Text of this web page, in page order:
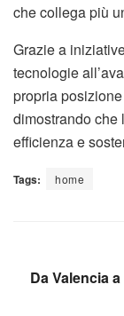
che collega più
Grazie a
tecnologie
propria
dimostrando che
efficienza e
Tags: home
Da Valencia